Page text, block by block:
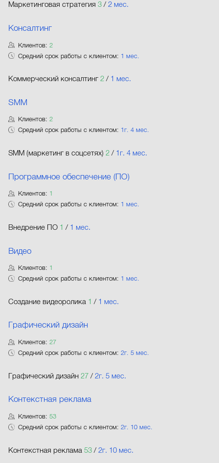
Маркетинговая стратегия 3 /2 мес.
Консалтинг
Клиентов:2
Средний срок работы с клиентом: 1 мес.
Коммерческий консалтинг 2 / 1 мес.
SMM
Клиентов:2
Средний срок работы с клиентом: 1г. 4 мес.
SMM (маркетинг в соцсетях) 2 / 1г. 4 мес.
Программное обеспечение (ПО)
Клиентов: 1
Средний срок работы с клиентом: 1 мес.
Внедрение ПО 1 / 1 мес.
Видео
Клиентов: 1
Средний срок работы с клиентом: 1 мес.
Создание видеоролика 1 / 1 мес.
Графический дизайн
Клиентов:27
Средний срок работы с клиентом:2г. 5 мес.
Графический дизайн 27 /2г. 5 мес.
Контекстная реклама
Клиентов:53
Средний срок работы с клиентом:2г. 10 мес.
Контекстная реклама 53 /2г. 10 мес.